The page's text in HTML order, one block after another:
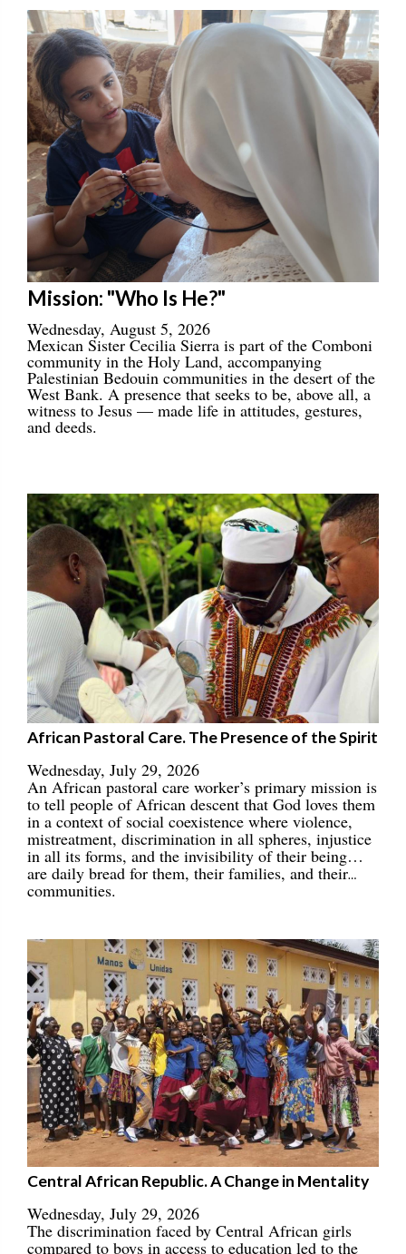
Mission: "Who Is He?"
Wednesday, August 5, 2026
Mexican Sister Cecilia Sierra is part of the Comboni
community in the Holy Land, accompanying
Palestinian Bedouin communities in the desert of the
West Bank. A presence that seeks to be, above all, a
witness to Jesus — made life in attitudes, gestures,
and deeds.
African Pastoral Care. The Presence of the Spirit
Wednesday, July 29, 2026
An African pastoral care worker’s primary mission is
to tell people of African descent that God loves them
in a context of social coexistence where violence,
mistreatment, discrimination in all spheres, injustice
in all its forms, and the invisibility of their being…
are daily bread for them, their families, and their
communities.
Central African Republic. A Change in Mentality
Wednesday, July 29, 2026
The discrimination faced by Central African girls
compared to boys in access to education led to the